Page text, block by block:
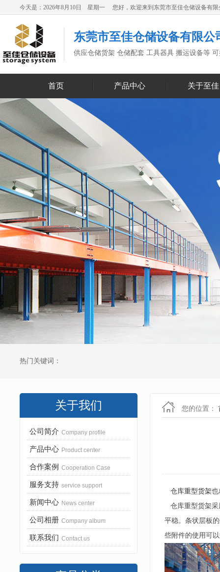
今天是：2026年8月10日 星期一 您好，欢迎来到东莞市至佳仓储设备有限
东莞市至佳仓储设备有限公
供应仓储货架 仓储配套 工具器具 搬运设备等
首页 产品中心 关于至佳
热门关键词：
关于我们
公司简介 Company profile
产品中心 Product center
合作案例 Cooperation Case
服务支持 service support
新闻中心 News center
公司相册 Company album
联系我们 Contact us
您的位置：
仓库重型货架也
仓库重型货架采
平稳。条状层板
些附件的使用可